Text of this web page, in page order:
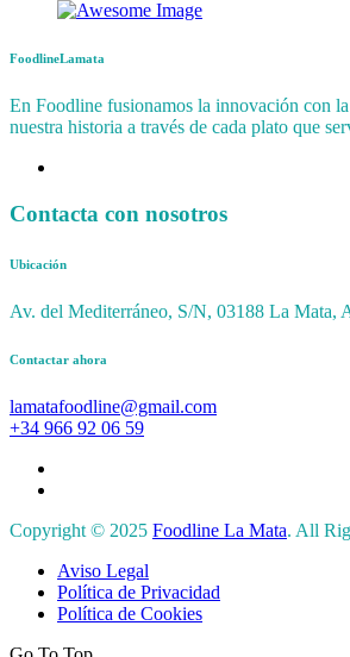
FoodlineLamata
En Foodline fusionamos la innovación con
nuestra historia a través de cada plato que
Contacta con nosotros
Ubicación
Av. del Mediterráneo, S/N, 03188 La Mata,
Contactar ahora
lamatafoodline@gmail.com
+34 966 92 06 59
Copyright © 2025 Foodline La Mata. All
Aviso Legal
Política de Privacidad
Política de Cookies